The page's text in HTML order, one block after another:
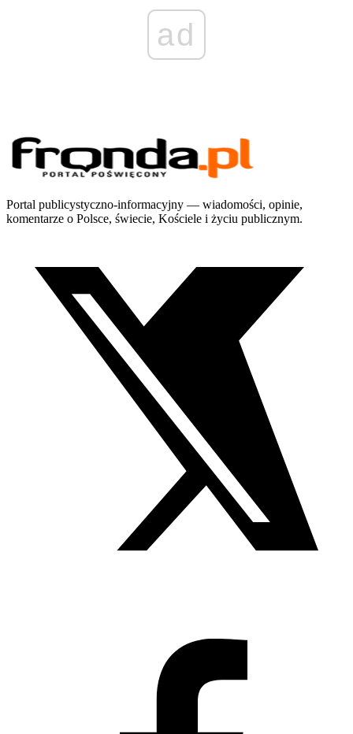
ad
Portal publicystyczno-informacyjny — wiadomości, opinie,
komentarze o Polsce, świecie, Kościele i życiu publicznym.